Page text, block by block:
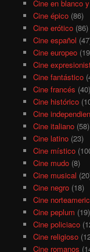
Cine en blanco
Cine épico(86)
Cine erótico(86)
Cine español
Cine europeo
Cine
Cine fantástico
Cine francés (40)
Cine histórico
Cine
Cine italiano(58)
Cine latino(23)
Cine místico
Cine mudo(8)
Cine musical
Cine negro(18)
Cine
Cine peplum (19)
Cine policiaco
Cine religioso
Cine romanos